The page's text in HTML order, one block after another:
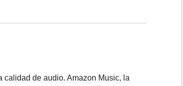
calidad de audio. Amazon Music, la